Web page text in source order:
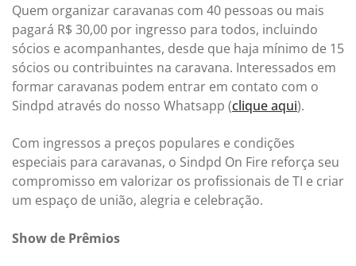
Quem organizar caravanas com 40 pessoas ou mais
pagará R$ 30,00 por ingresso para todos, incluindo
sócios e acompanhantes, desde que haja mínimo de 15
sócios ou contribuintes na caravana. Interessados em
formar caravanas podem entrar em contato com o
Sindpd através do nosso Whatsapp (clique aqui).
Com ingressos a preços populares e condições
especiais para caravanas, o Sindpd On Fire reforça seu
compromisso em valorizar os profissionais de TI e criar
um espaço de união, alegria e celebração.
Show de Prêmios